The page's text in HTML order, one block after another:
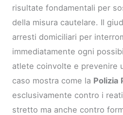
risultate fondamentali per
della misura cautelare. Il
arresti domiciliari per
immediatamente ogni
atlete coinvolte e prevenire
caso mostra come la Polizia
esclusivamente contro i
stretto ma anche contro